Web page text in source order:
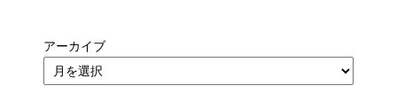
アーカイブ